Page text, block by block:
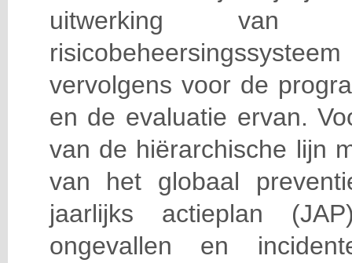
uitwerking van
vervolgens voor de
en de evaluatie ervan.
van de hiërarchische lijn
van het globaal
jaarlijks actieplan
ongevallen en